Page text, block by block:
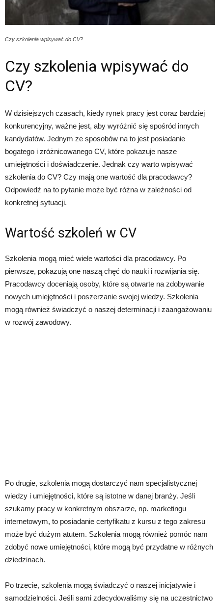
Czy szkolenia wpisywać do CV?
Czy szkolenia wpisywać do
CV?
W dzisiejszych czasach, kiedy rynek pracy jest coraz bardziej
konkurencyjny, ważne jest, aby wyróżnić się spośród innych
kandydatów. Jednym ze sposobów na to jest posiadanie
bogatego i zróżnicowanego CV, które pokazuje nasze
umiejętności i doświadczenie. Jednak czy warto wpisywać
szkolenia do CV? Czy mają one wartość dla pracodawcy?
Odpowiedź na to pytanie może być różna w zależności od
konkretnej sytuacji.
Wartość szkoleń w CV
Szkolenia mogą mieć wiele wartości dla pracodawcy. Po
pierwsze, pokazują one naszą chęć do nauki i rozwijania się.
Pracodawcy doceniają osoby, które są otwarte na zdobywanie
nowych umiejętności i poszerzanie swojej wiedzy. Szkolenia
mogą również świadczyć o naszej determinacji i zaangażowaniu
w rozwój zawodowy.
Po drugie, szkolenia mogą dostarczyć nam specjalistycznej
wiedzy i umiejętności, które są istotne w danej branży. Jeśli
szukamy pracy w konkretnym obszarze, np. marketingu
internetowym, to posiadanie certyfikatu z kursu z tego zakresu
może być dużym atutem. Szkolenia mogą również pomóc nam
zdobyć nowe umiejętności, które mogą być przydatne w różnych
dziedzinach.
Po trzecie, szkolenia mogą świadczyć o naszej inicjatywie i
samodzielności. Jeśli sami zdecydowaliśmy się na uczestnictwo